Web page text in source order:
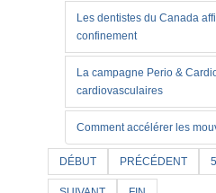
Les dentistes du Canada
confinement
La campagne Perio &
cardiovasculaires
Comment accélérer les
DÉBUT PRÉCÉDENT 5